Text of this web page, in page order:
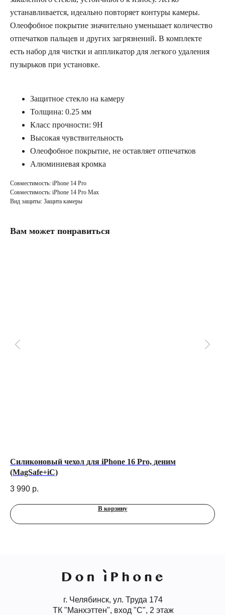
устанавливается, идеально повторяет контуры камеры.
Олеофобное покрытие значительно уменьшает количество
отпечатков пальцев и других загрязнений. В комплекте
есть набор для чистки и аппликатор для легкого удаления
пузырьков при установке.
Защитное стекло на камеру
Толщина: 0.25 мм
Класс прочности: 9H
Высокая чувствительность
Олеофобное покрытие, не оставляет отпечатков
Алюминиевая кромка
Совместимость: iPhone 14 Pro
Совместимость: iPhone 14 Pro Max
Вид защиты: Защита камеры
Вам может понравиться
Силиконовый чехол для iPhone 16 Pro, деним
(MagSafe+iC)
3 990 р.
В корзину
г. Челябинск, ул. Труда 174
ТК "Манхэттен", вход "С", 2 этаж